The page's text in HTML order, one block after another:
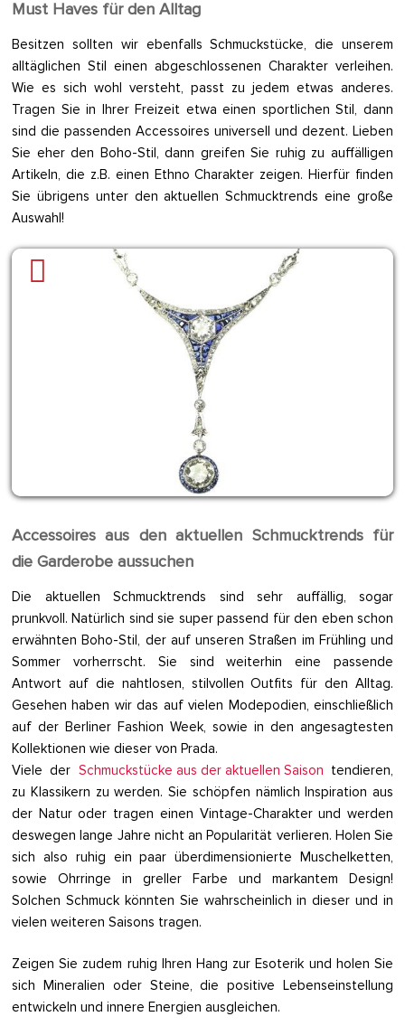
Must Haves für den Alltag
Besitzen sollten wir ebenfalls Schmuckstücke, die unserem
alltäglichen Stil einen abgeschlossenen Charakter verleihen.
Wie es sich wohl versteht, passt zu jedem etwas anderes.
Tragen Sie in Ihrer Freizeit etwa einen sportlichen Stil, dann
sind die passenden Accessoires universell und dezent. Lieben
Sie eher den Boho-Stil, dann greifen Sie ruhig zu auffälligen
Artikeln, die z.B. einen Ethno Charakter zeigen. Hierfür finden
Sie übrigens unter den aktuellen Schmucktrends eine große
Auswahl!
Accessoires aus den aktuellen Schmucktrends für
die Garderobe aussuchen
Die aktuellen Schmucktrends sind sehr auffällig, sogar
prunkvoll. Natürlich sind sie super passend für den eben schon
erwähnten Boho-Stil, der auf unseren Straßen im Frühling und
Sommer vorherrscht. Sie sind weiterhin eine passende
Antwort auf die nahtlosen, stilvollen Outfits für den Alltag.
Gesehen haben wir das auf vielen Modepodien, einschließlich
auf der Berliner Fashion Week, sowie in den angesagtesten
Kollektionen wie dieser von Prada.
Viele der Schmuckstücke aus der aktuellen Saison tendieren,
zu Klassikern zu werden. Sie schöpfen nämlich Inspiration aus
der Natur oder tragen einen Vintage-Charakter und werden
deswegen lange Jahre nicht an Popularität verlieren. Holen Sie
sich also ruhig ein paar überdimensionierte Muschelketten,
sowie Ohrringe in greller Farbe und markantem Design!
Solchen Schmuck könnten Sie wahrscheinlich in dieser und in
vielen weiteren Saisons tragen.
Zeigen Sie zudem ruhig Ihren Hang zur Esoterik und holen Sie
sich Mineralien oder Steine, die positive Lebenseinstellung
entwickeln und innere Energien ausgleichen.